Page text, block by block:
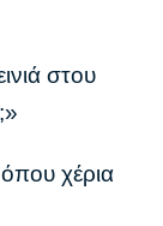
στου
χέρια